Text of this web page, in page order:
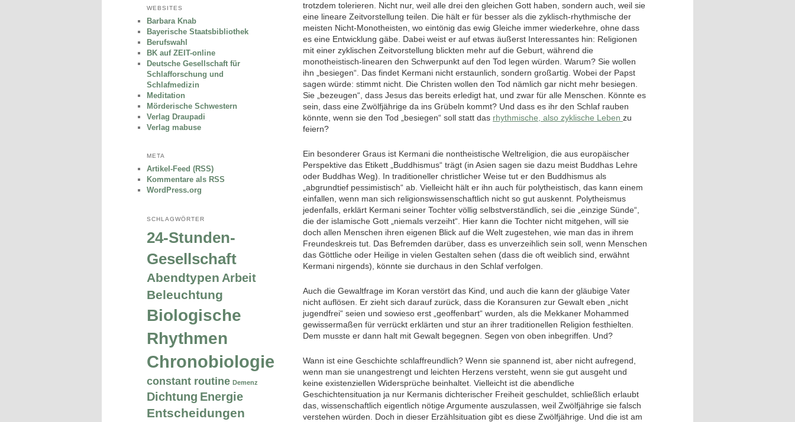
trotzdem tolerieren. Nicht nur, weil alle drei den gleichen Gott haben, sondern auch, weil sie
eine lineare Zeitvorstellung teilen. Die hält er für besser als die zyklisch-rhythmische der
meisten Nicht-Monotheisten, wo eintönig das ewig Gleiche immer wiederkehre, ohne dass
es eine Entwicklung gäbe. Dabei weist er auf etwas äußerst Interessantes hin: Religionen
mit einer zyklischen Zeitvorstellung blickten mehr auf die Geburt, während die
monotheistisch-linearen den Schwerpunkt auf den Tod legen würden. Warum? Sie wollen
ihn „besiegen“. Das findet Kermani nicht erstaunlich, sondern großartig. Wobei der Papst
sagen würde: stimmt nicht. Die Christen wollen den Tod nämlich gar nicht mehr besiegen.
Sie „bezeugen“, dass Jesus das bereits erledigt hat, und zwar für alle Menschen. Könnte es
sein, dass eine Zwölfjährige da ins Grübeln kommt? Und dass es ihr den Schlaf rauben
könnte, wenn sie den Tod „besiegen“ soll statt das rhythmische, also zyklische Leben zu
feiern?
Ein besonderer Graus ist Kermani die nontheistische Weltreligion, die aus europäischer
Perspektive das Etikett „Buddhismus“ trägt (in Asien sagen sie dazu meist Buddhas Lehre
oder Buddhas Weg). In traditioneller christlicher Weise tut er den Buddhismus als
„abgrundtief pessimistisch“ ab. Vielleicht hält er ihn auch für polytheistisch, das kann einem
einfallen, wenn man sich religionswissenschaftlich nicht so gut auskennt. Polytheismus
jedenfalls, erklärt Kermani seiner Tochter völlig selbstverständlich, sei die „einzige Sünde“,
die der islamische Gott „niemals verzeiht“. Hier kann die Tochter nicht mitgehen, will sie
doch allen Menschen ihren eigenen Blick auf die Welt zugestehen, wie man das in ihrem
Freundeskreis tut. Das Befremden darüber, dass es unverzeihlich sein soll, wenn Menschen
das Göttliche oder Heilige in vielen Gestalten sehen (dass die oft weiblich sind, erwähnt
Kermani nirgends), könnte sie durchaus in den Schlaf verfolgen.
Auch die Gewaltfrage im Koran verstört das Kind, und auch die kann der gläubige Vater
nicht auflösen. Er zieht sich darauf zurück, dass die Koransuren zur Gewalt eben „nicht
jugendfrei“ seien und sowieso erst „geoffenbart“ wurden, als die Mekkaner Mohammed
gewissermaßen für verrückt erklärten und stur an ihrer traditionellen Religion festhielten.
Dem musste er dann halt mit Gewalt begegnen. Segen von oben inbegriffen. Und?
Wann ist eine Geschichte schlaffreundlich? Wenn sie spannend ist, aber nicht aufregend,
wenn man sie unangestrengt und leichten Herzens versteht, wenn sie gut ausgeht und
keine existenziellen Widersprüche beinhaltet. Vielleicht ist die abendliche
Geschichtensituation ja nur Kermanis dichterischer Freiheit geschuldet, schließlich erlaubt
das, wissenschaftlich eigentlich nötige Argumente auszulassen, weil Zwölfjährige sie falsch
verstehen würden. Doch in dieser Erzählsituation gibt es diese Zwölfjährige. Und die ist am
WEBSITES
Barbara Knab
Bayerische Staatsbibliothek
Berufswahl
BK auf ZEIT-online
Deutsche Gesellschaft für
Schlafforschung und
Schlafmedizin
Meditation
Mörderische Schwestern
Verlag Draupadi
Verlag mabuse
META
Artikel-Feed (RSS)
Kommentare als RSS
WordPress.org
SCHLAGWÖRTER
24-Stunden-
Gesellschaft
Abendtypen Arbeit
Beleuchtung
Biologische
Rhythmen
Chronobiologie
constant routine Demenz
Dichtung Energie
Entscheidungen